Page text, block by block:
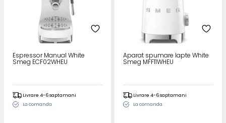
Espressor Manual White
Smeg ECF02WHEU
Livrare 4-6 saptamani
La comanda
Aparat spumare lapte White
Smeg MFF11WHEU
Livrare 4-6 saptamani
La comanda